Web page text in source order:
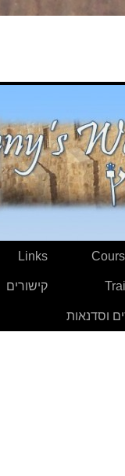
וסדנאות
Links
קישורים